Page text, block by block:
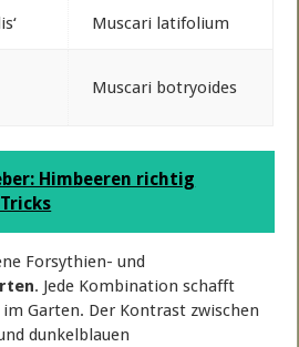
Muscari latifolium
Muscari botryoides
Himbeeren richtig
Forsythien- und
. Jede Kombination schafft
Garten. Der Kontrast zwischen
dunkelblauen